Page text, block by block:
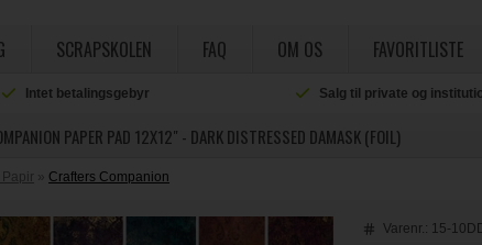
SCRAPSKOLEN FAQ OM OS FAVORITLISTE
Intet betalingsgebyr Salg til private og
PAPER PAD 12X12" - DARK DISTRESSED DAMASK (FOIL)
» Crafters Companion
Varenr.: 15-